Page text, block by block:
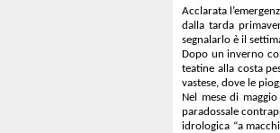
Acclarata
dalla tarda
segnalarlo è il
Dopo un inverno
teatine alla costa
vastese, dove le
Nel mese di
paradossale
idrologica “a